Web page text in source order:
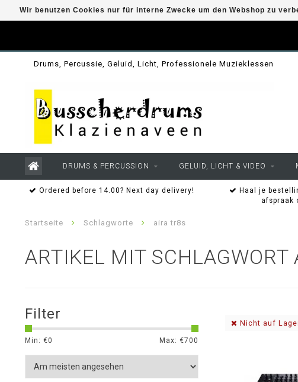
Drums, Percussie, Geluid, Licht, Professionele Muzieklessen
DRUMS & PERCUSSION GELUID, LICHT & VIDEO
Ordered before 14.00? Next day delivery!
Haal je
afspraak
Startseite Schlagworte aira tr8s
ARTIKEL MIT SCHLAGWORT
Filter
Min: €0 Max: €700
Nicht auf
Wir benutzen Cookies nur für interne Zwecke um den Webshop zu